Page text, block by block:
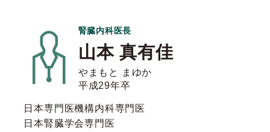
腎臓内科医長
山本 真有佳
やまもと まゆか
平成29年卒
日本専門医機構内科専門医
日本腎臓学会専門医